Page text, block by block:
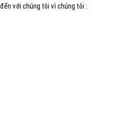
với chúng tôi vì chúng tôi :